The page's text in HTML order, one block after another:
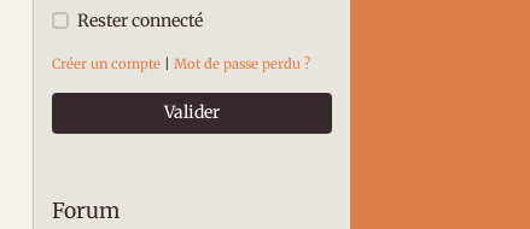
Rester connecté
Créer un compte |Mot de passe perdu ?
Valider
Forum